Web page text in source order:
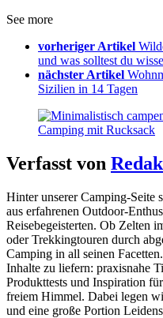
See more
vorheriger Artikel
und was solltest du
nächster Artikel
Sizilien in 14 Tagen
Verfasst von
Hinter unserer Camping-Seite
aus erfahrenen Outdoor-
Reisebegeisterten. Ob Zelten
oder Trekkingtouren durch
Camping in all seinen
Inhalte zu liefern: praxisnahe
Produkttests und Inspiration
freiem Himmel. Dabei legen
und eine große Portion